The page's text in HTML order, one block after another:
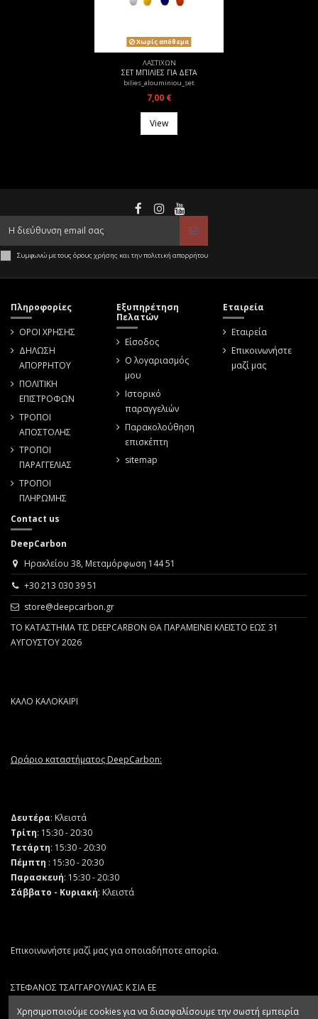
Χωρίς απόθεμα
ΛΑΣΤΙΧΩΝ
ΣΕΤ ΜΠΙΛΙΕΣ ΓΙΑ ΔΕΤΑ
bilies_alouminiou_set
7,00 €
View
Συμφωνώ με τους όρους χρήσης και την πολιτική απορρήτου
Πληροφορίες
ΟΡΟΙ ΧΡΗΣΗΣ
ΔΗΛΩΣΗ
ΑΠΟΡΡΗΤΟΥ
ΠΟΛΙΤΙΚΗ
ΕΠΙΣΤΡΟΦΩΝ
ΤΡΟΠΟΙ
ΑΠΟΣΤΟΛΗΣ
ΤΡΟΠΟΙ
ΠΑΡΑΓΓΕΛΙΑΣ
ΤΡΟΠΟΙ
ΠΛΗΡΩΜΗΣ
Εξυπηρέτηση
Πελατών
Είσοδος
Ο λογαριασμός
μου
Ιστορικό
παραγγελιών
Παρακολούθηση
επισκέπτη
sitemap
Εταιρεία
Εταιρεία
Επικοινωνήστε
μαζί μας
Contact us
DeepCarbon
Ηρακλείου 38, Μεταμόρφωση 144 51
+30 213 030 39 51
store@deepcarbon.gr
ΤΟ ΚΑΤΑΣΤΗΜΑ ΤΙΣ DEEPCARBON ΘΑ ΠΑΡΑΜΕΙΝΕΙ ΚΛΕΙΣΤΟ ΕΩΣ 31
ΑΥΓΟΥΣΤΟΥ 2026
ΚΑΛΟ ΚΑΛΟΚΑΙΡΙ
Ωράριο καταστήματος DeepCarbon:
Δευτέρα: Κλειστά
Τρίτη: 15:30 - 20:30
Τετάρτη: 15:30 - 20:30
Πέμπτη : 15:30 - 20:30
Παρασκευή: 15:30 - 20:30
Σάββατο - Κυριακή: Κλειστά
Επικοινωνήστε μαζί μας για οποιαδήποτε απορία.
ΣΤΕΦΑΝΟΣ ΤΣΑΓΓΑΡΟΥΛΙΑΣ Κ ΣΙΑ ΕΕ
Χρησιμοποιούμε cookies για να διασφαλίσουμε την σωστή εμπειρία